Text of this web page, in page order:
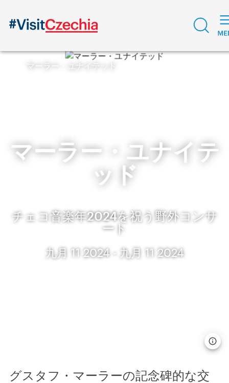
マーラー・ユナイテッド
マーラー・ユナイテ
ッド
チェコ音楽年2024を祝う野外コンサ
ート
九月 11 2024 - 九月 11 2024
グスタフ・マーラーの記念碑的な交